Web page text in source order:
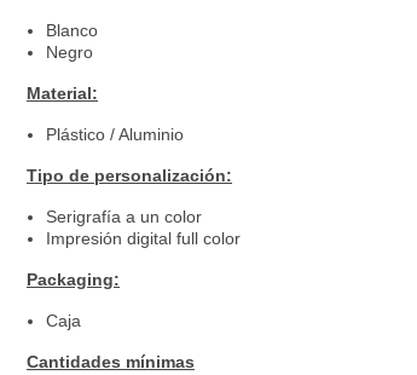
Blanco
Negro
Material:
Plástico / Aluminio
Tipo de personalización:
Serigrafía a un color
Impresión digital full color
Packaging:
Caja
Cantidades mínimas